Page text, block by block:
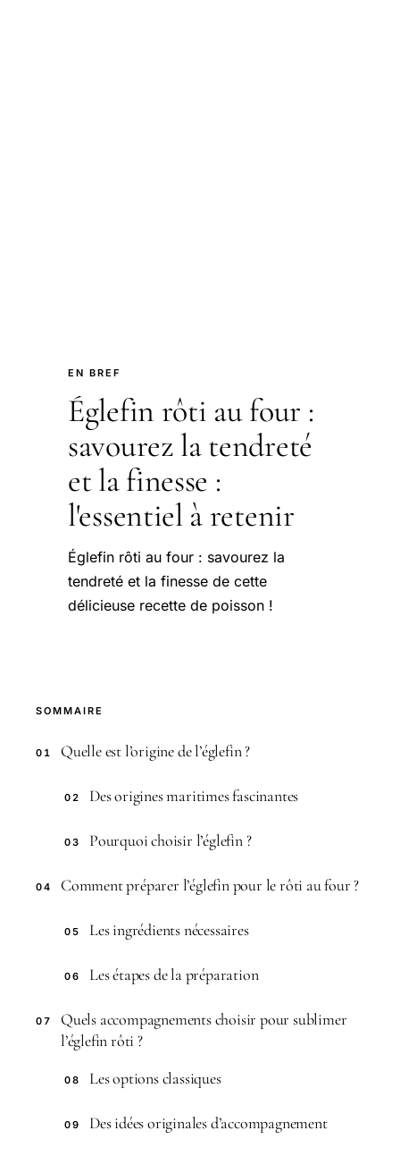
EN BREF
Églefin rôti au four :
savourez la tendreté
et la finesse :
l'essentiel à retenir
Églefin rôti au four : savourez la
tendreté et la finesse de cette
délicieuse recette de poisson !
SOMMAIRE
01 Quelle est l’origine de l’églefin ?
02 Des origines maritimes fascinantes
03 Pourquoi choisir l’églefin ?
04 Comment préparer l’églefin pour le rôti au four ?
05 Les ingrédients nécessaires
06 Les étapes de la préparation
07
Quels accompagnements choisir pour sublimer
l’églefin rôti ?
08 Les options classiques
09 Des idées originales d’accompagnement